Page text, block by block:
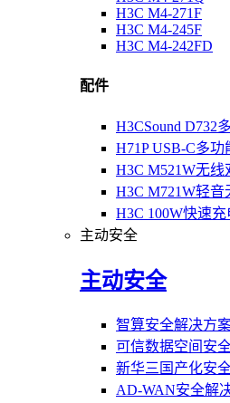
H3C M4-271F
H3C M4-245F
H3C M4-242FD
配件
H3CSound D732
H71P USB-C多功
H3C M521W无线
H3C M721W轻
H3C 100W快速
主动安全
主动安全
智算安全解决方
可信数据空间安
新华三国产化安
AD-WAN安全解